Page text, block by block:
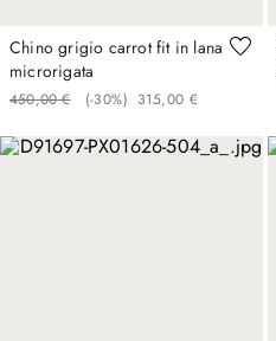
Chino grigio carrot fit in lana
microrigata
450,00 € (-30%) 315,00 €